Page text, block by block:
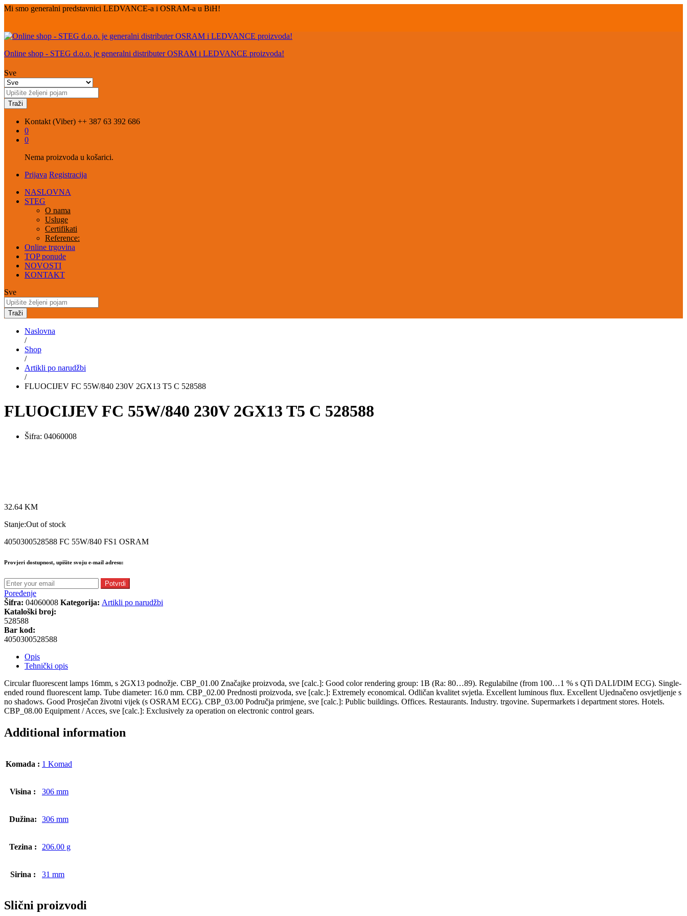
Mi smo generalni predstavnici LEDVANCE-a i OSRAM-a u BiH!
Online shop - STEG d.o.o. je generalni distributer OSRAM i LEDVANCE proizvoda!
Sve
Traži
Kontakt (Viber) ++ 387 63 392 686
0
0
Nema proizvoda u košarici.
Prijava Registracija
NASLOVNA
STEG
O nama
Usluge
Certifikati
Reference:
Online trgovina
TOP ponude
NOVOSTI
KONTAKT
Sve
Traži
Naslovna
/
Shop
/
Artikli po narudžbi
/
FLUOCIJEV FC 55W/840 230V 2GX13 T5 C 528588
FLUOCIJEV FC 55W/840 230V 2GX13 T5 C 528588
Šifra: 04060008
32.64 KM
Stanje:Out of stock
4050300528588 FC 55W/840 FS1 OSRAM
Provjeri dostupnost, upišite svoju e-mail adresu:
Potvrdi
Poređenje
Šifra: 04060008 Kategorija: Artikli po narudžbi
Kataloški broj:
528588
Bar kod:
4050300528588
Opis
Tehnički opis
Circular fluorescent lamps 16mm, s 2GX13 podnožje. CBP_01.00 Značajke proizvoda, sve [calc.]: Good color rendering group: 1B (Ra: 80…89). Regulabilne (from 100…1 % s QTi DALI/DIM ECG). Single-
ended round fluorescent lamp. Tube diameter: 16.0 mm. CBP_02.00 Prednosti proizvoda, sve [calc.]: Extremely economical. Odličan kvalitet svjetla. Excellent luminous flux. Excellent Ujednačeno osvjetljenje s
no shadows. Good Prosječan životni vijek (s OSRAM ECG). CBP_03.00 Područja primjene, sve [calc.]: Public buildings. Offices. Restaurants. Industry. trgovine. Supermarkets i department stores. Hotels.
CBP_08.00 Equipment / Acces, sve [calc.]: Exclusively za operation on electronic control gears.
Additional information
Komada : 1 Komad
Visina : 306 mm
Dužina: 306 mm
Tezina : 206.00 g
Sirina : 31 mm
Slični proizvodi